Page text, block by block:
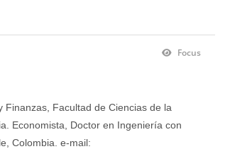
Focus
Finanzas, Facultad de Ciencias de la
Economista, Doctor en Ingeniería con
Colombia. e-mail: